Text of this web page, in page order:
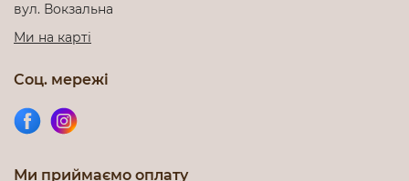
вул. Вокзальна
Ми на карті
Соц. мережі
Ми приймаємо оплату